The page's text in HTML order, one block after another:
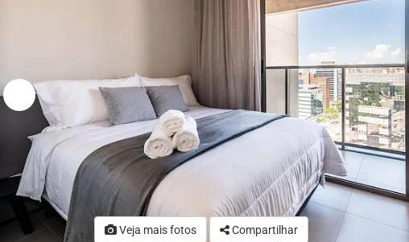
Veja mais fotos Compartilhar